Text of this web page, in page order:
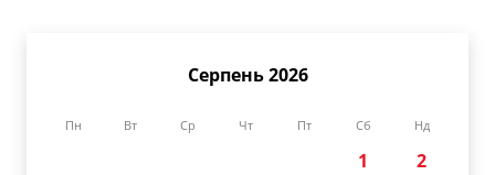
Серпень 2026
Пн Вт Ср Чт Пт Сб Нд
1
2